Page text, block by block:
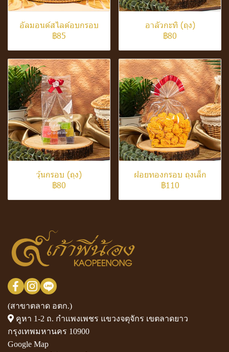
อัลมอนด์สไลด์อบกรอบ
฿85
อาลัวกะทิ (ถุง)
฿80
วุ้นกรอบ (ถุง)
฿80
ฝอยทองกรอบ ถุงเล็ก
฿110
(สาขาตลาด อตก.)
คูหา 1-2 ถ. กำแพงเพชร แขวงจตุจักร เขตลาดยาว
กรุงเทพมหานคร 10900
Google Map